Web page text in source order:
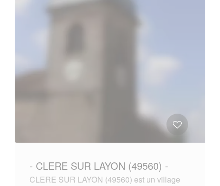
- CLERE SUR LAYON (49560) -
CLERE SUR LAYON (49560) est un village